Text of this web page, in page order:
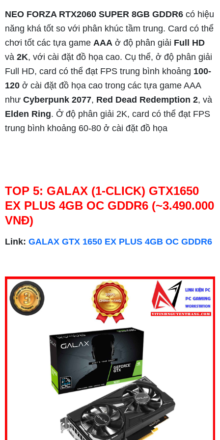
NEO FORZA RTX2060 SUPER 8GB GDDR6 có hiệu
năng khá tốt so với phân khúc tầm trung. Card có thể
chơi tốt các tựa game AAA ở độ phân giải Full HD
và 2K, với cài đặt đồ họa cao. Cụ thể, ở độ phân giải
Full HD, card có thể đạt FPS trung bình khoảng 100-
120 ở cài đặt đồ họa cao trong các tựa game AAA
như Cyberpunk 2077, Red Dead Redemption 2, và
Elden Ring. Ở độ phân giải 2K, card có thể đạt FPS
trung bình khoảng 60-80 ở cài đặt đồ họa
TOP 5: GALAX (1-CLICK) GTX1650
EX PLUS 4GB OC GDDR6 (~3.490.000
VNĐ)
Link: GALAX GTX 1650 EX PLUS 4GB OC GDDR6